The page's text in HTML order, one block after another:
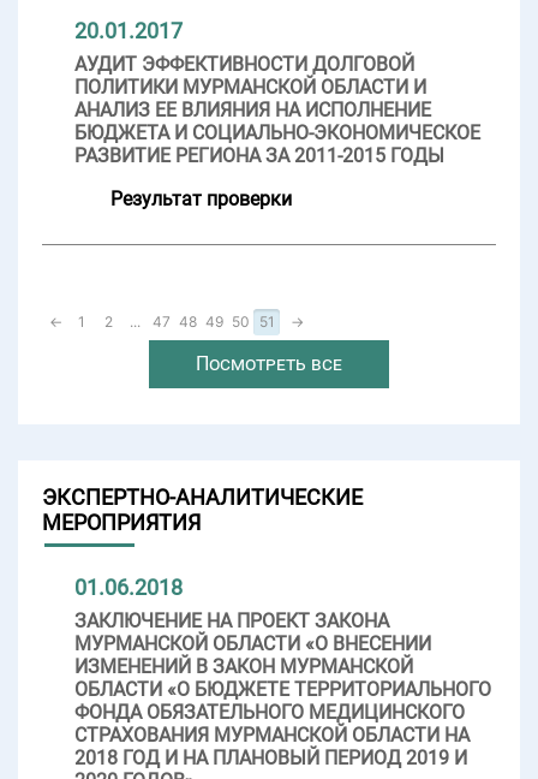
20.01.2017
АУДИТ ЭФФЕКТИВНОСТИ ДОЛГОВОЙ
ПОЛИТИКИ МУРМАНСКОЙ ОБЛАСТИ И
АНАЛИЗ ЕЕ ВЛИЯНИЯ НА ИСПОЛНЕНИЕ
БЮДЖЕТА И СОЦИАЛЬНО-ЭКОНОМИЧЕСКОЕ
РАЗВИТИЕ РЕГИОНА ЗА 2011-2015 ГОДЫ
Результат проверки
← 1 2 ... 47 48 49 50 51 →
Посмотреть все
ЭКСПЕРТНО-АНАЛИТИЧЕСКИЕ
МЕРОПРИЯТИЯ
01.06.2018
ЗАКЛЮЧЕНИЕ НА ПРОЕКТ ЗАКОНА
МУРМАНСКОЙ ОБЛАСТИ «О ВНЕСЕНИИ
ИЗМЕНЕНИЙ В ЗАКОН МУРМАНСКОЙ
ОБЛАСТИ «О БЮДЖЕТЕ ТЕРРИТОРИАЛЬНОГО
ФОНДА ОБЯЗАТЕЛЬНОГО МЕДИЦИНСКОГО
СТРАХОВАНИЯ МУРМАНСКОЙ ОБЛАСТИ НА
2018 ГОД И НА ПЛАНОВЫЙ ПЕРИОД 2019 И